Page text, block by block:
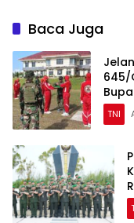
Baca Juga
645/
TNI